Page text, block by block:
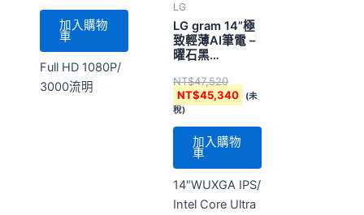
加入購物
車
Full HD 1080P/
3000流明
LG
LG gram 14”極
致輕薄AI筆電 –
曜石黑
Core&#8482;
Ultra 5 Evo)
NT$47,520
NT$45,340
(未
稅)
加入購物
車
14″WUXGA IPS/
Intel Core Ultra